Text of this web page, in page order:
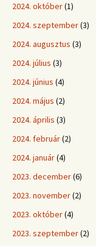
2024. október(1)
2024. szeptember(3)
2024. augusztus (3)
2024. július (3)
2024. június (4)
2024. május (2)
2024. április (3)
2024. február(2)
2024. január(4)
2023. december(6)
2023. november(2)
2023. október(4)
2023. szeptember(2)